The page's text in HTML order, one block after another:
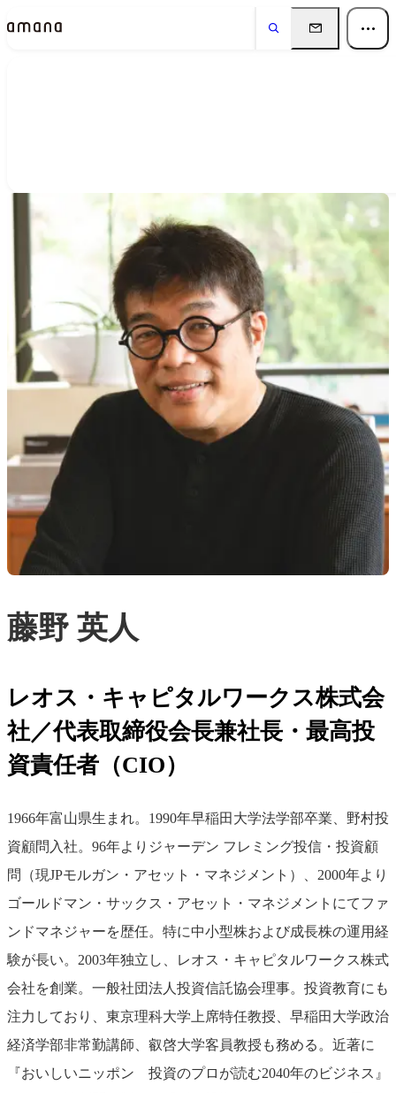
藤野 英人
レオス・キャピタルワークス株式会
社／代表取締役会長兼社長・最高投
資責任者（CIO）
1966年富山県生まれ。1990年早稲田大学法学部卒業、野村投
資顧問入社。96年よりジャーデン フレミング投信・投資顧
問（現JPモルガン・アセット・マネジメント）、2000年より
ゴールドマン・サックス・アセット・マネジメントにてファ
ンドマネジャーを歴任。特に中小型株および成長株の運用経
験が長い。2003年独立し、レオス・キャピタルワークス株式
会社を創業。一般社団法人投資信託協会理事。投資教育にも
注力しており、東京理科大学上席特任教授、早稲田大学政治
経済学部非常勤講師、叡啓大学客員教授も務める。近著に
『おいしいニッポン 投資のプロが読む2040年のビジネス』